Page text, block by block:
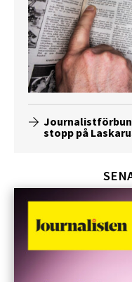
stopp på